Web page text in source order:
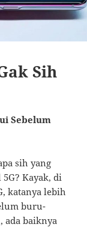
Sih
Sebelum
sih yang
Kayak, di
katanya lebih
buru-
baiknya